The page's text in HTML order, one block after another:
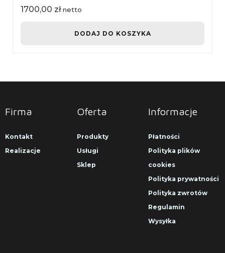
1700,00 zł netto
DODAJ DO KOSZYKA
Firma
Kontakt
Realizacje
Oferta
Produkty
Usługi
Sklep
Informacje
Płatności
Polityka plików
cookies
Polityka prywatności
Polityka zwrotów
Regulamin
Wysyłka